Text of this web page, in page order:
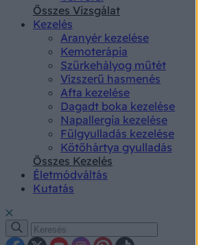
Összes Vizsgálat
Kezelés
Aranyér kezelése
Kemoterápia
Szürkehályog műtét
Vízszerű hasmenés
Afta kezelése
Dagadt boka kezelése
Napallergia kezelése
Fülgyulladás kezelése
Kötőhártya gyulladás
Összes Kezelés
Életmódváltás
Kutatás